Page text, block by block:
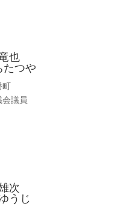
也
たつや
町
議員
次
うじ